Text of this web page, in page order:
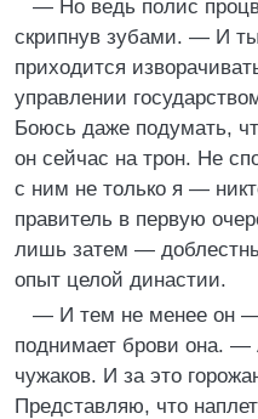
— Но ведь полис
скрипнув зубами. — И
приходится
управлении
Боюсь даже подумать,
он сейчас на трон. Не
с ним не только я —
правитель в первую
лишь затем —
опыт целой династии.
— И тем не менее он
поднимает брови она.
чужаков. И за это
Представляю, что